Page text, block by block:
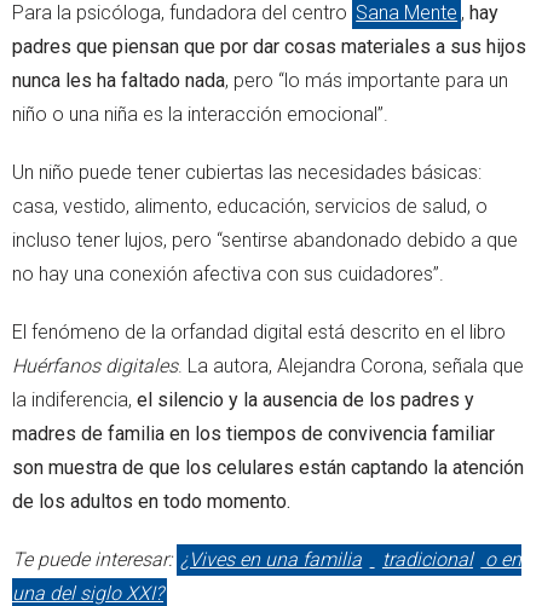
Para la psicóloga, fundadora del centro Sana Mente , hay
padres que piensan que por dar cosas materiales a sus hijos
nunca les ha faltado nada, pero “lo más importante para un
niño o una niña es la interacción emocional”.
Un niño puede tener cubiertas las necesidades básicas:
casa, vestido, alimento, educación, servicios de salud, o
incluso tener lujos, pero “sentirse abandonado debido a que
no hay una conexión afectiva con sus cuidadores”.
El fenómeno de la orfandad digital está descrito en el libro
Huérfanos digitales. La autora, Alejandra Corona, señala que
la indiferencia, el silencio y la ausencia de los padres y
madres de familia en los tiempos de convivencia familiar
son muestra de que los celulares están captando la atención
de los adultos en todo momento.
Te puede interesar: ¿Vives en una familia tradicional o en
una del siglo XXI?